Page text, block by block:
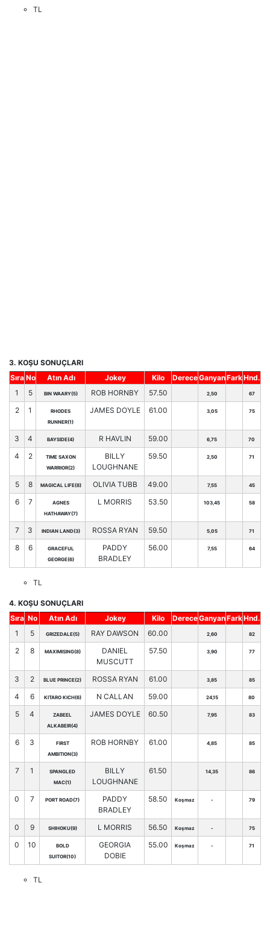
TL
3. KOŞU SONUÇLARI
Sıra No Atın Adı Jokey Kilo DereceGanyanFarkHnd.
1
5 BIN WAARY(5) ROB HORNBY 57.50 2,50 67
2 1
RHODES
RUNNER(1)
JAMES DOYLE 61.00 3,05 75
3 4 BAYSIDE(4) R HAVLIN 59.00 6,75 70
4 2
TIME SAXON
WARRIOR(2)
BILLY
LOUGHNANE
59.50 2,50 71
5 8 MAGICAL LIFE(8) OLIVIA TUBB 49.00 7,55 45
6 7
AGNES
HATHAWAY(7)
L MORRIS 53.50 103,45 58
7 3 INDIAN LAND(3) ROSSA RYAN 59.50 5,05 71
8 6
GRACEFUL
GEORGE(6)
PADDY
BRADLEY
56.00 7,55 64
TL
4. KOŞU SONUÇLARI
Sıra No Atın Adı Jokey Kilo DereceGanyanFarkHnd.
1
5 GRIZEDALE(5) RAY DAWSON 60.00 2,60 82
2 8 MAXIMISING(8)
DANIEL
MUSCUTT
57.50 3,90 77
3 2 BLUE PRINCE(2) ROSSA RYAN 61.00 3,85 85
4 6 KITARO KICH(6) N CALLAN 59.00 24,15 80
5 4
ZABEEL
ALKABEIR(4)
JAMES DOYLE 60.50 7,95 83
6 3
FIRST
AMBITION(3)
ROB HORNBY 61.00 4,85 85
7 1
SPANGLED
MAC(1)
BILLY
LOUGHNANE
61.50 14,35 86
0 7 PORT ROAD(7)
PADDY
BRADLEY
58.50 Koşmaz - 79
0 9 SHIHOKU(9) L MORRIS 56.50 Koşmaz - 75
0 10
BOLD
SUITOR(10)
GEORGIA
DOBIE
55.00 Koşmaz - 71
TL